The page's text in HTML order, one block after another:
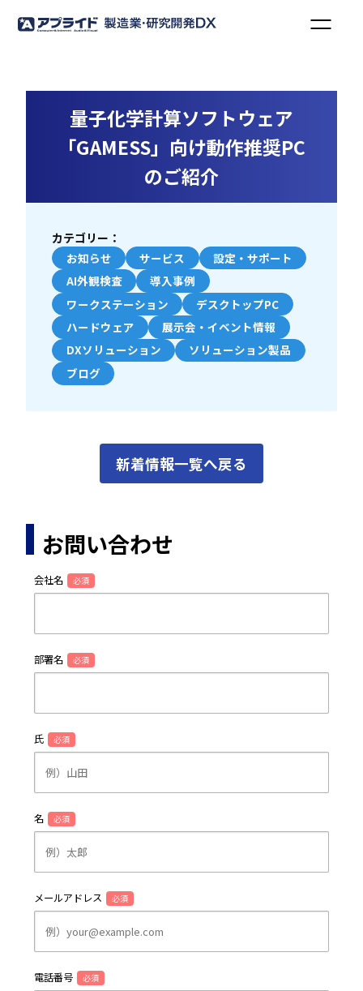
量子化学計算ソフトウェア
「GAMESS」向け動作推奨PC
のご紹介
カテゴリー：
お知らせ
サービス
設定・サポート
AI外観検査
導入事例
ワークステーション
デスクトップPC
ハードウェア
展示会・イベント情報
DXソリューション
ソリューション製品
ブログ
新着情報一覧へ戻る
お問い合わせ
会社名 必須
部署名 必須
氏 必須
名 必須
メールアドレス 必須
電話番号 必須